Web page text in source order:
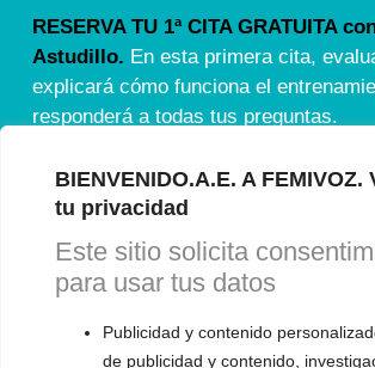
BIENVENIDO.A.E. A FEMIVOZ.
tu privacidad
Este sitio solicita
para usar tus datos
Publicidad y contenido
de publicidad y contenido,
RESERVA TU 1ª CITA GRATUITA
Astudillo. En esta primera cita,
explicará cómo funciona el
responderá a todas tus preguntas.